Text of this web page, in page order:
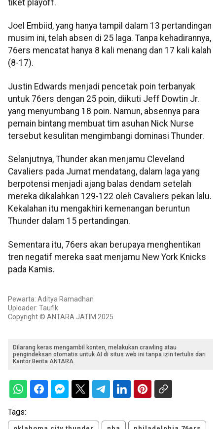
tiket playoff.
Joel Embiid, yang hanya tampil dalam 13 pertandingan
musim ini, telah absen di 25 laga. Tanpa kehadirannya,
76ers mencatat hanya 8 kali menang dan 17 kali kalah
(8-17).
Justin Edwards menjadi pencetak poin terbanyak
untuk 76ers dengan 25 poin, diikuti Jeff Dowtin Jr.
yang menyumbang 18 poin. Namun, absennya para
pemain bintang membuat tim asuhan Nick Nurse
tersebut kesulitan mengimbangi dominasi Thunder.
Selanjutnya, Thunder akan menjamu Cleveland
Cavaliers pada Jumat mendatang, dalam laga yang
berpotensi menjadi ajang balas dendam setelah
mereka dikalahkan 129-122 oleh Cavaliers pekan lalu.
Kekalahan itu mengakhiri kemenangan beruntun
Thunder dalam 15 pertandingan.
Sementara itu, 76ers akan berupaya menghentikan
tren negatif mereka saat menjamu New York Knicks
pada Kamis.
Pewarta: Aditya Ramadhan
Uploader: Taufik
Copyright © ANTARA JATIM 2025
Dilarang keras mengambil konten, melakukan crawling atau
pengindeksan otomatis untuk AI di situs web ini tanpa izin tertulis dari
Kantor Berita ANTARA.
Tags: